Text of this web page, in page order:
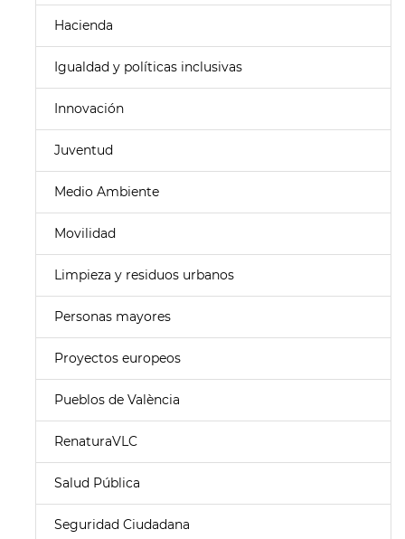
Hacienda
Igualdad y políticas inclusivas
Innovación
Juventud
Medio Ambiente
Movilidad
Limpieza y residuos urbanos
Personas mayores
Proyectos europeos
Pueblos de València
RenaturaVLC
Salud Pública
Seguridad Ciudadana